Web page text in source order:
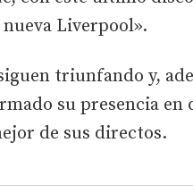
Liverpool».
triunfando y,
su presencia en
de sus directos.